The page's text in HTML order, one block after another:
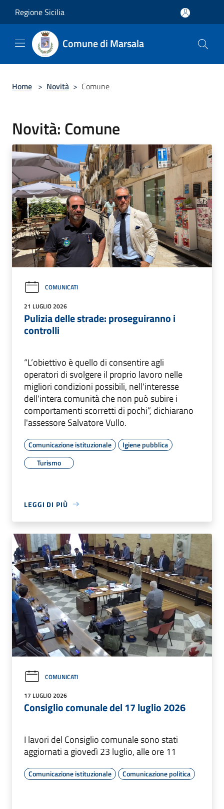
Regione Sicilia
Comune di Marsala
Home > Novità > Comune
Novità: Comune
COMUNICATI
21 LUGLIO 2026
Pulizia delle strade: proseguiranno i
controlli
“L’obiettivo è quello di consentire agli
operatori di svolgere il proprio lavoro nelle
migliori condizioni possibili, nell'interesse
dell'intera comunità che non può subire i
comportamenti scorretti di pochi”, dichiarano
l'assessore Salvatore Vullo.
Comunicazione istituzionale
Igiene pubblica
Turismo
LEGGI DI PIÙ
COMUNICATI
17 LUGLIO 2026
Consiglio comunale del 17 luglio 2026
I lavori del Consiglio comunale sono stati
aggiornati a giovedì 23 luglio, alle ore 11
Comunicazione istituzionale Comunicazione politica